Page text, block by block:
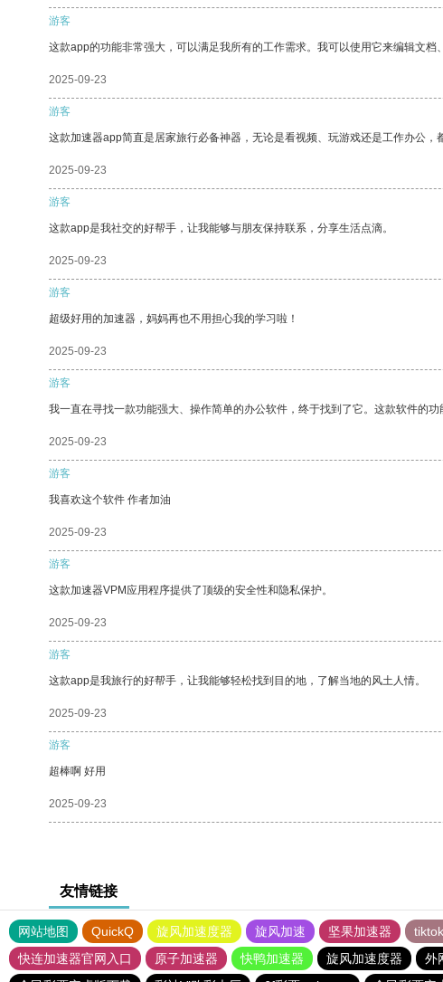
游客
这款app的功能非常强大，可以满足我所有的工作需求。我可以使用它来编辑文档
2025-09-23
游客
这款加速器app简直是居家旅行必备神器，无论是看视频、玩游戏还是工作办公，
2025-09-23
游客
这款app是我社交的好帮手，让我能够与朋友保持联系，分享生活点滴。
2025-09-23
游客
超级好用的加速器，妈妈再也不用担心我的学习啦！
2025-09-23
游客
我一直在寻找一款功能强大、操作简单的办公软件，终于找到了它。这款软件的
2025-09-23
游客
我喜欢这个软件 作者加油
2025-09-23
游客
这款加速器VPM应用程序提供了顶级的安全性和隐私保护。
2025-09-23
游客
这款app是我旅行的好帮手，让我能够轻松找到目的地，了解当地的风土人情。
2025-09-23
游客
超棒啊 好用
2025-09-23
友情链接
网站地图 QuickQ 旋风加速度器 旋风加速 坚果加速器
快连加速器官网入口
原子加速器 快鸭加速器 旋风加速度器 外